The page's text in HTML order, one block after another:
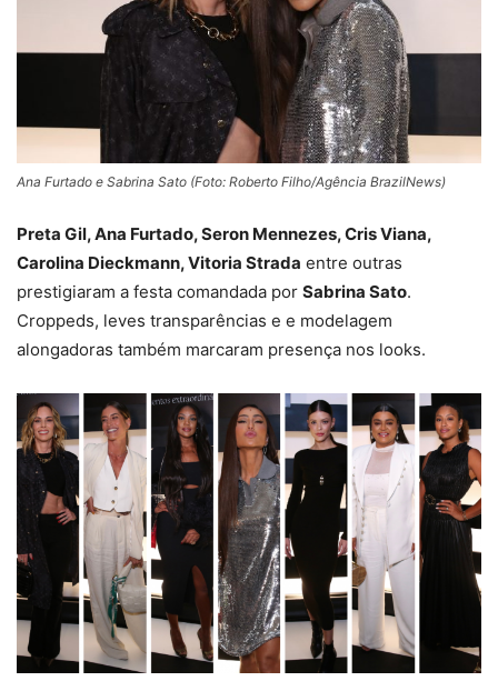
Ana Furtado e Sabrina Sato (Foto: Roberto Filho/Agência BrazilNews)
Preta Gil, Ana Furtado, Seron Mennezes, Cris Viana,
Carolina Dieckmann, Vitoria Strada entre outras
prestigiaram a festa comandada por Sabrina Sato.
Croppeds, leves transparências e e modelagem
alongadoras também marcaram presença nos looks.